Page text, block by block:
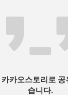
카오스토리로 공
습니다.